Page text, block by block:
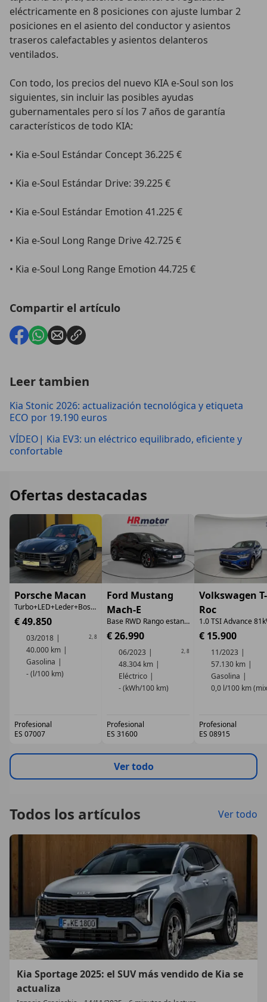
eléctricamente en 8 posiciones con ajuste lumbar 2
posiciones en el asiento del conductor y asientos
traseros calefactables y asientos delanteros
ventilados.
Con todo, los precios del nuevo KIA e-Soul son los
siguientes, sin incluir las posibles ayudas
gubernamentales pero sí los 7 años de garantía
característicos de todo KIA:
• Kia e-Soul Estándar Concept 36.225 €
• Kia e-Soul Estándar Drive: 39.225 €
• Kia e-Soul Estándar Emotion 41.225 €
• Kia e-Soul Long Range Drive 42.725 €
• Kia e-Soul Long Range Emotion 44.725 €
Compartir el artículo
Leer tambien
Kia Stonic 2026: actualización tecnológica y etiqueta
ECO por 19.190 euros
VÍDEO| Kia EV3: un eléctrico equilibrado, eficiente y
confortable
Ofertas destacadas
Porsche Macan
Turbo+LED+Leder+Bose+Kamera
€ 49.850
03/2018
40.000 km
Gasolina
- (l/100 km)
2,8
Profesional
ES 07007
Ford Mustang
Mach-E
Base RWD Rango estandar
€ 26.990
06/2023
48.304 km
Eléctrico
- (kWh/100 km)
2,8
Profesional
ES 31600
Volkswagen T-
Roc
1.0 TSI Advance
€ 15.900
11/2023
57.130 km
Gasolina
0,0 l/100 km
Profesional
ES 08915
Ver todo
Todos los artículos Ver todo
Kia Sportage 2025: el SUV más vendido de Kia se
actualiza